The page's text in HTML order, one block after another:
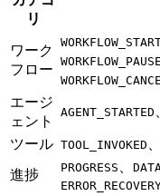
リ
ワーク
フロー
エージ
ェント
AGENT_STARTED
ツール TOOL_INVOKED
進捗 PROGRESS